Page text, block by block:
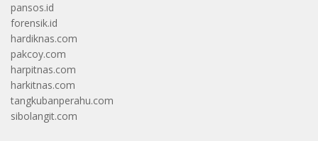
pansos.id
forensik.id
hardiknas.com
pakcoy.com
harpitnas.com
harkitnas.com
tangkubanperahu.com
sibolangit.com